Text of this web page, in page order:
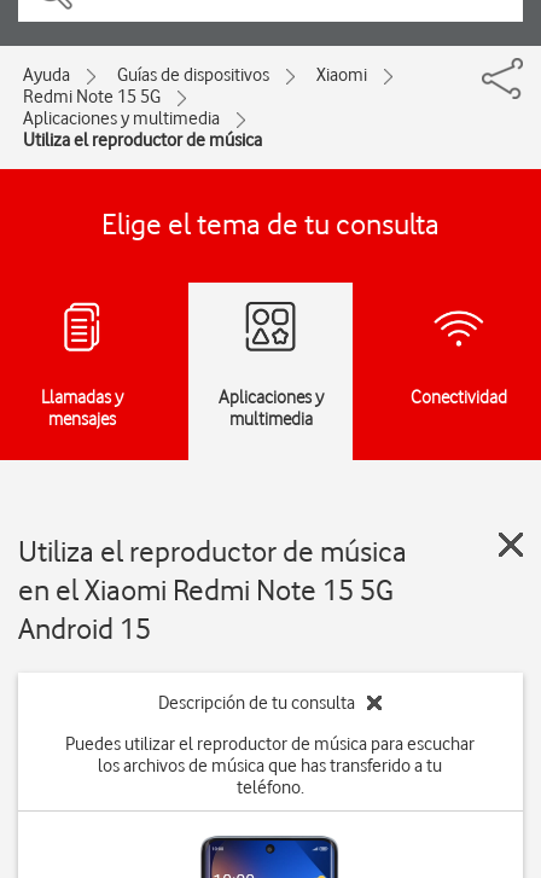
Ayuda Guías de dispositivos
Xiaomi
Redmi Note 15 5G
Aplicaciones y multimedia
Utiliza el reproductor de música
Elige el tema de tu consulta
Llamadas y
mensajes
Aplicaciones y
multimedia
Conectividad
Utiliza el reproductor de música
en el Xiaomi Redmi Note 15 5G
Android 15
Descripción de tu consulta
Puedes utilizar el reproductor de música para escuchar
los archivos de música que has transferido a tu
teléfono.